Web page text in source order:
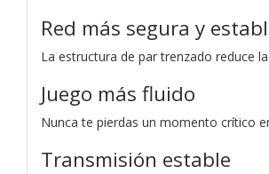
Red más segura y
La estructura de par trenzado reduce
Juego más fluido
Nunca te pierdas un momento crítico
Transmisión estable